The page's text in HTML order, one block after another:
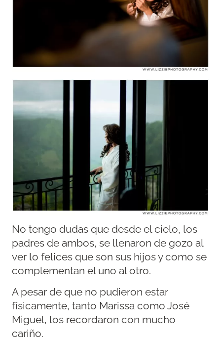
No tengo dudas que desde el cielo, los
padres de ambos, se llenaron de gozo al
ver lo felices que son sus hijos y como se
complementan el uno al otro.
A pesar de que no pudieron estar
físicamente, tanto Marissa como José
Miguel, los recordaron con mucho
cariño.